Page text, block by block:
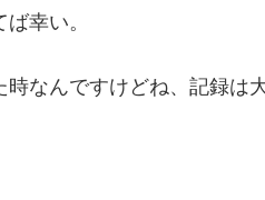
幸い。
時なんですけどね、記録は